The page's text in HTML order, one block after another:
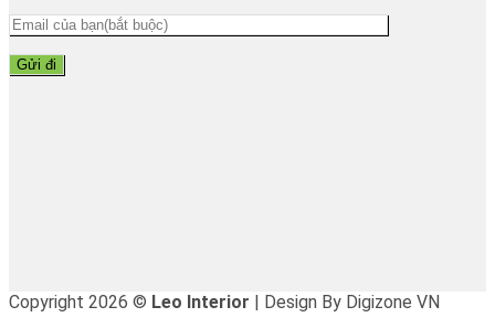
Copyright 2026 © Leo Interior | Design By Digizone VN